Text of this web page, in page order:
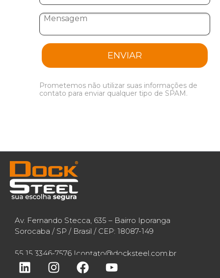
ENVIAR
Prometemos não utilizar suas informações de
contato para enviar qualquer tipo de SPAM.
Av. Fernando Stecca, 635 – Bairro Iporanga
Sorocaba / SP / Brasil / CEP: 18087-149
55 15 3346-7576 |contato@docksteel.com.br